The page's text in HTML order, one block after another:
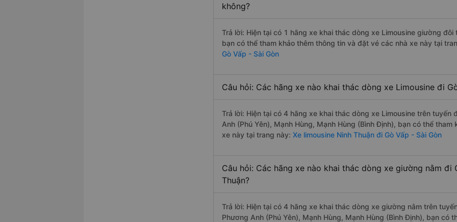
không?
Trả lời: Hiện tại có 1 hãng xe khai thác dòng xe Limousine giường
bạn có thể tham khảo thêm thông tin và đặt vé các nhà xe này tại
Gò Vấp - Sài Gòn
Câu hỏi: Các hãng xe nào khai thác dòng xe Limousine đi
Trả lời: Hiện tại có 4 hãng xe khai thác dòng xe Limousine trên
Anh (Phú Yên), Mạnh Hùng, Mạnh Hùng (Bình Định), bạn có thể
xe này tại trang này: Xe limousine Ninh Thuận đi Gò Vấp - Sài Gòn
Câu hỏi: Các hãng xe nào khai thác dòng xe giường nằm đi
Thuận?
Trả lời: Hiện tại có 4 hãng xe khai thác dòng xe giường nằm trên
Phương Anh (Phú Yên), Mạnh Hùng, Mạnh Hùng (Bình Định), bạn có